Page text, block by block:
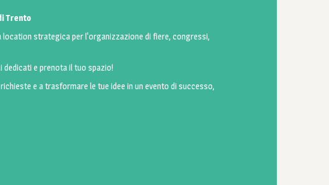
Trento
location strategica per l'organizzazione di fiere, congressi,
e prenota il tuo spazio!
e a trasformare le tue idee in un evento di successo,